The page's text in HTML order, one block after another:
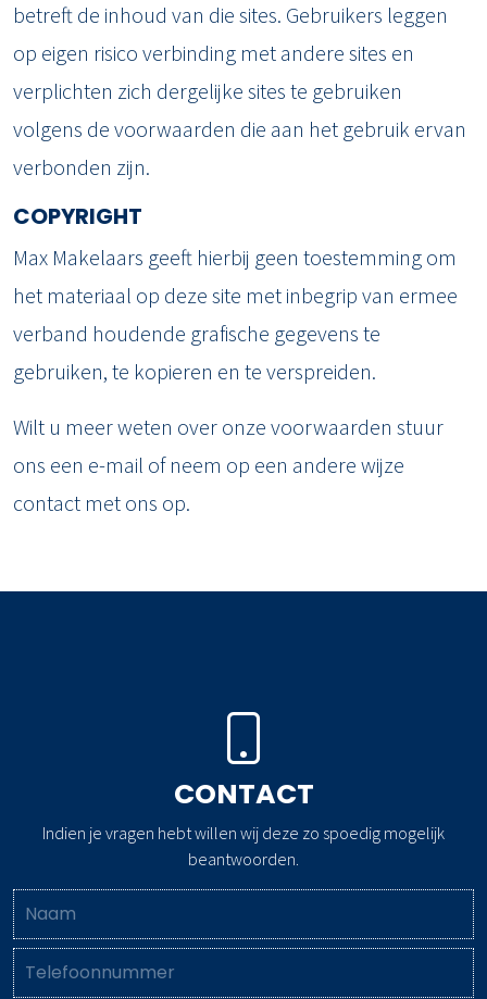
betreft de inhoud van die sites. Gebruikers leggen
op eigen risico verbinding met andere sites en
verplichten zich dergelijke sites te gebruiken
volgens de voorwaarden die aan het gebruik ervan
verbonden zijn.
COPYRIGHT
Max Makelaars geeft hierbij geen toestemming om
het materiaal op deze site met inbegrip van ermee
verband houdende grafische gegevens te
gebruiken, te kopieren en te verspreiden.
Wilt u meer weten over onze voorwaarden stuur
ons een e-mail of neem op een andere wijze
contact met ons op.
CONTACT
Indien je vragen hebt willen wij deze zo spoedig mogelijk
beantwoorden.